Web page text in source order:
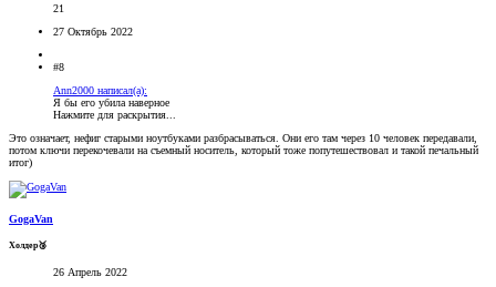
21
27 Октябрь 2022
#8
Ann2000 написал(а):
Я бы его убила наверное
Нажмите для раскрытия...
Это означает, нефиг старыми ноутбуками разбрасываться. Они его там через 10 человек передавали,
потом ключи перекочевали на съемный носитель, который тоже попутешествовал и такой печальный
итог)
GogaVan
Холдер🥉
26 Апрель 2022